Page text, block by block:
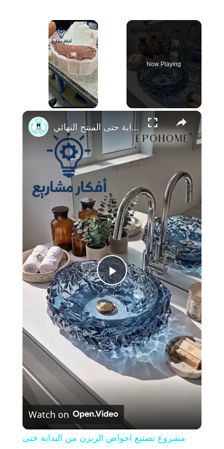
×
Now Playing
×
P
l
a
y
V
i
مشروع تصنيع احواض الريزن من البداية حتى المنتج النهائي
Watch on
مشروع تصنيع احواض الريزن من البداية حتى